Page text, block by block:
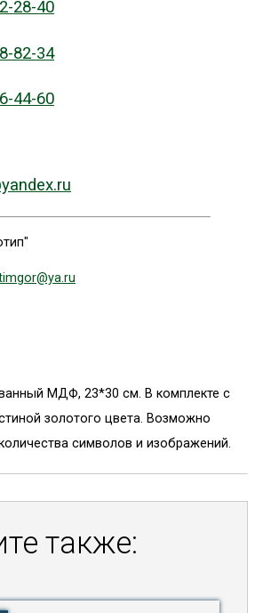
28-40
82-34
44-60
МДФ, 23*30 см. В комплекте с
золотого цвета. Возможно
символов и изображений.
также: